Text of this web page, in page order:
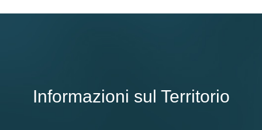
Informazioni sul Territorio